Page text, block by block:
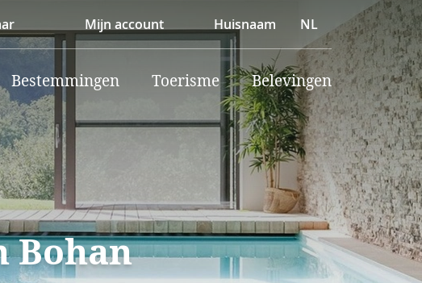
Mijn account Huisnaam NL
Bestemmingen Toerisme Belevingen
Bohan